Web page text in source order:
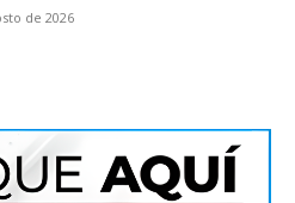
de 2026